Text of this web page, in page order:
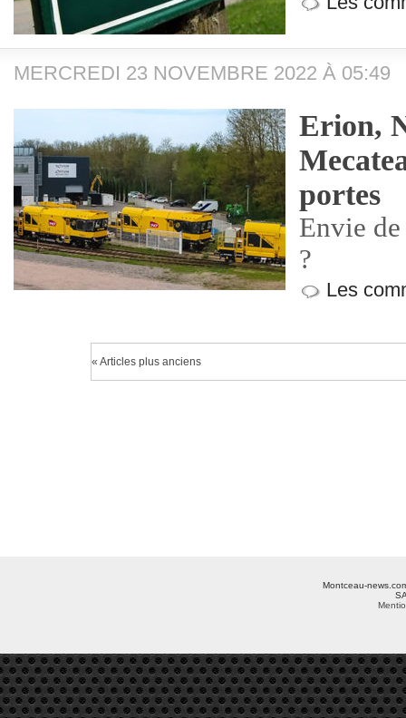
MERCREDI 23 NOVEMBRE 2022 À 05:49
Erion,
portes
Envie
?
Les
« Articles plus anciens
Montceau-